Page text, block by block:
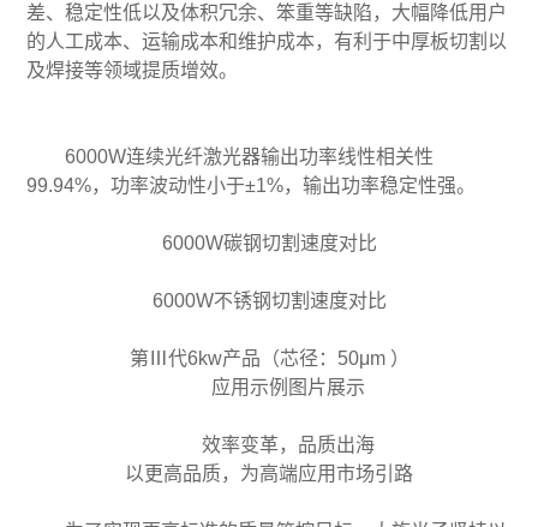
差、稳定性低以及体积冗余、笨重等缺陷，大幅降低用户
的人工成本、运输成本和维护成本，有利于中厚板切割以
及焊接等领域提质增效。
6000W连续光纤激光器输出功率线性相关性
99.94%，功率波动性小于±1%，输出功率稳定性强。
6000W碳钢切割速度对比
6000W不锈钢切割速度对比
第Ⅲ代6kw产品（芯径：50μm ）
应用示例图片展示
效率变革，品质出海
以更高品质，为高端应用市场引路